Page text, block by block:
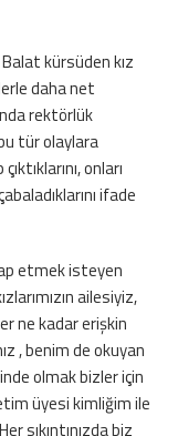
Balat kürsüden kız
daha net
rektörlük
tür olaylara
onları
ifade
etmek isteyen
ailesiyiz,
ne kadar erişkin
, benim de okuyan
olmak bizler için
üyesi kimliğim ile
sıkıntınızda biz